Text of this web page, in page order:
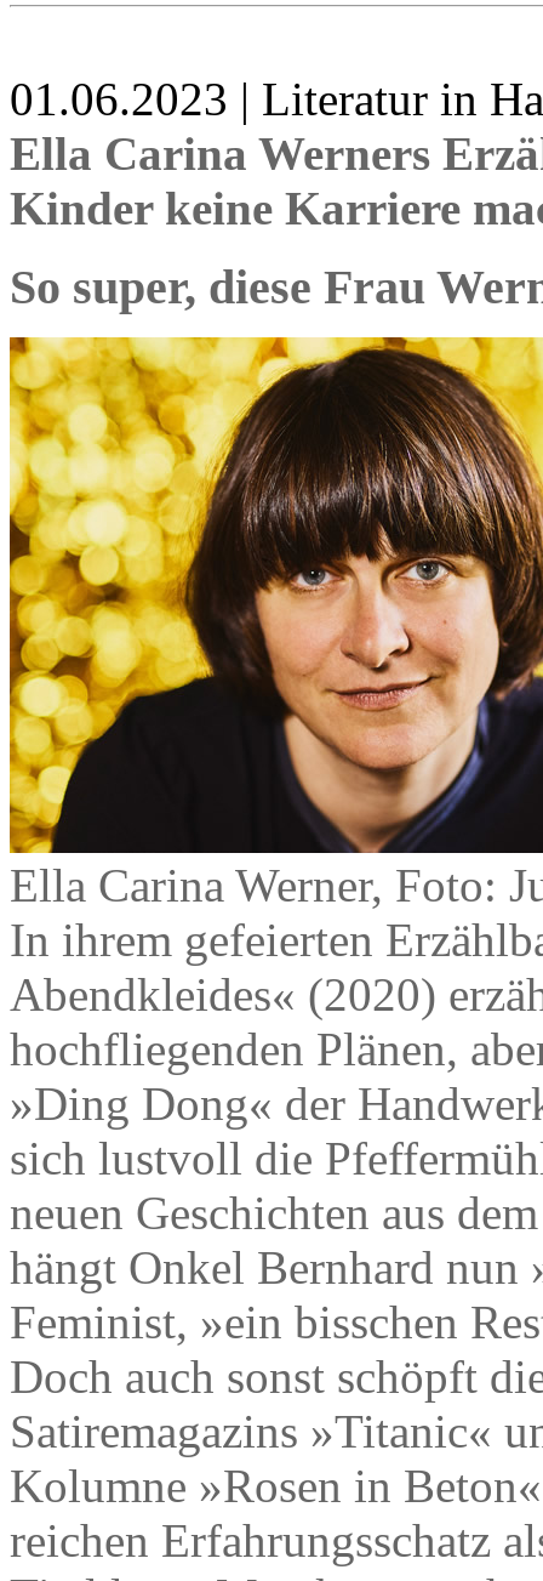
01.06.2023 | Literatur in
Ella Carina Werners
Kinder keine Karriere
So super, diese Frau
Ella Carina Werner, Foto:
In ihrem gefeierten
Abendkleides« (2020)
hochfliegenden Plänen,
»Ding Dong« der
sich lustvoll die
neuen Geschichten aus
hängt Onkel Bernhard nun
Feminist, »ein bisschen
Doch auch sonst schöpft
Satiremagazins »Titanic«
Kolumne »Rosen in
reichen Erfahrungsschatz